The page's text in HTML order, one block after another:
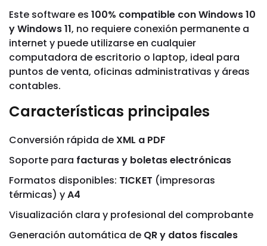
Este software es 100% compatible con Windows 10
y Windows 11, no requiere conexión permanente a
internet y puede utilizarse en cualquier
computadora de escritorio o laptop, ideal para
puntos de venta, oficinas administrativas y áreas
contables.
Características principales
Conversión rápida deXML a PDF
Soporte para facturas y boletas electrónicas
Formatos disponibles: TICKET (impresoras
térmicas) yA4
Visualización clara y profesional del comprobante
Generación automática de QR y datos fiscales